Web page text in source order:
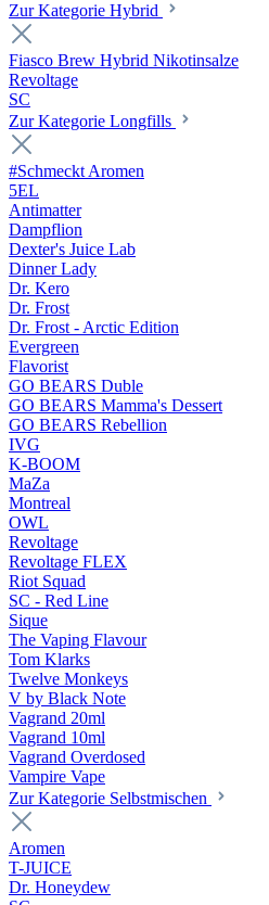
Zur Kategorie Hybrid
Fiasco Brew Hybrid Nikotinsalze
Revoltage
SC
Zur Kategorie Longfills
#Schmeckt Aromen
5EL
Antimatter
Dampflion
Dexter's Juice Lab
Dinner Lady
Dr. Kero
Dr. Frost
Dr. Frost - Arctic Edition
Evergreen
Flavorist
GO BEARS Duble
GO BEARS Mamma's Dessert
GO BEARS Rebellion
IVG
K-BOOM
MaZa
Montreal
OWL
Revoltage
Revoltage FLEX
Riot Squad
SC - Red Line
Sique
The Vaping Flavour
Tom Klarks
Twelve Monkeys
V by Black Note
Vagrand 20ml
Vagrand 10ml
Vagrand Overdosed
Vampire Vape
Zur Kategorie Selbstmischen
Aromen
T-JUICE
Dr. Honeydew